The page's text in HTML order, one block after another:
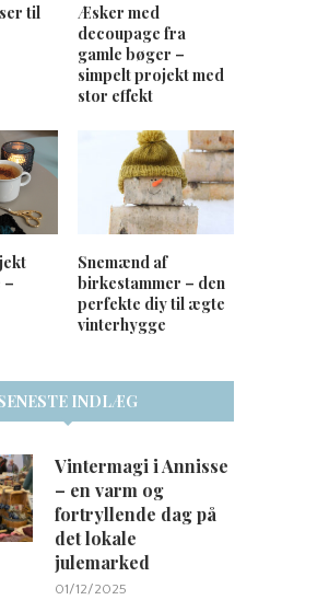
til
Æsker med
decoupage fra
gamle bøger –
simpelt projekt med
stor effekt
Snemænd af
birkestammer – den
perfekte diy til ægte
vinterhygge
INDLÆG
Vintermagi i Annisse
– en varm og
fortryllende dag på
det lokale
julemarked
01/12/2025